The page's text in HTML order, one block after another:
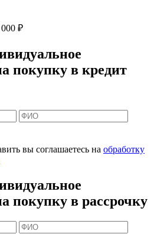
₽
покупку в кредит
вы соглашаетесь на обработку
покупку в рассрочку